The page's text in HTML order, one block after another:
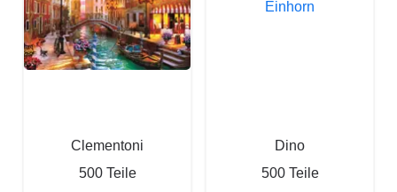
Clementoni
500 Teile
Dino
500 Teile